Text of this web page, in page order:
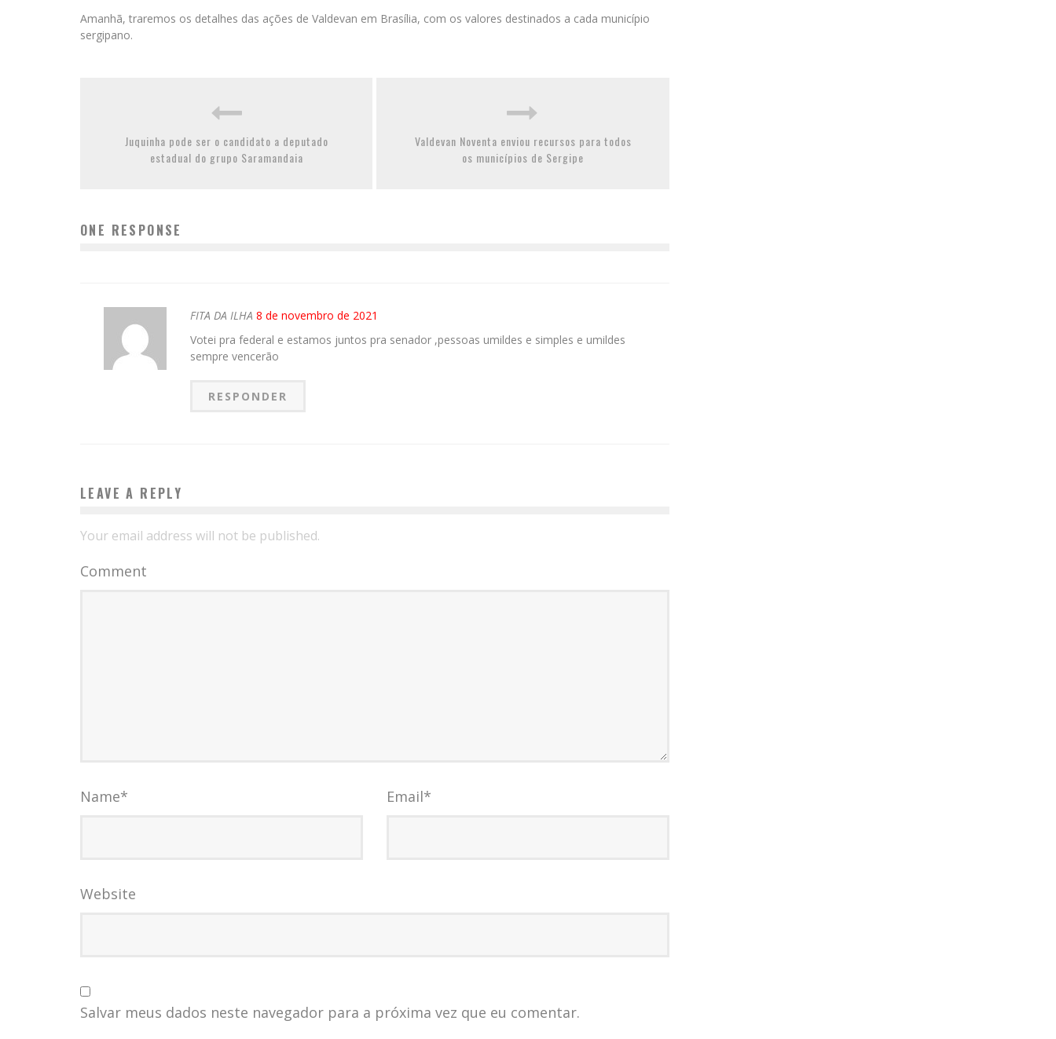
Amanhã, traremos os detalhes das ações de Valdevan em Brasília, com os valores destinados a cada município
sergipano.
Juquinha pode ser o candidato a deputado
estadual do grupo Saramandaia
Valdevan Noventa enviou recursos para todos
os municípios de Sergipe
ONE RESPONSE
FITA DA ILHA 8 de novembro de 2021
Votei pra federal e estamos juntos pra senador ,pessoas umildes e simples e umildes
sempre vencerão
RESPONDER
LEAVE A REPLY
Your email address will not be published.
Comment
Name* Email*
Website
Salvar meus dados neste navegador para a próxima vez que eu comentar.